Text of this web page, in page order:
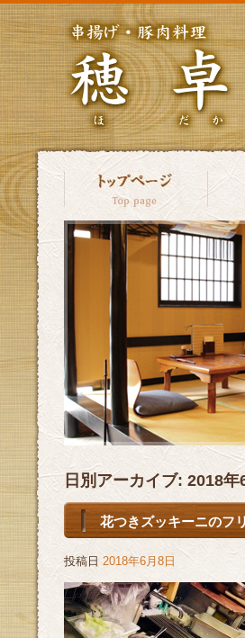
日別アーカイブ: 2018年
花つきズッキーニのフ
投稿日 2018年6月8日